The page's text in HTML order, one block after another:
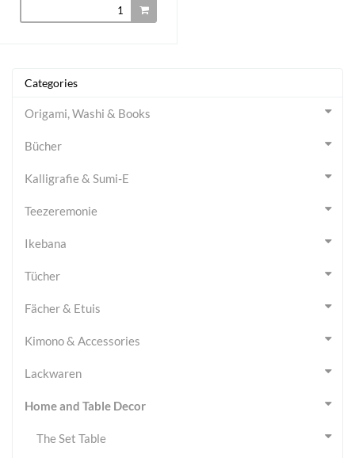
Categories
Origami, Washi & Books
Bücher
Kalligrafie & Sumi-E
Teezeremonie
Ikebana
Tücher
Fächer & Etuis
Kimono & Accessories
Lackwaren
Home and Table Decor
The Set Table